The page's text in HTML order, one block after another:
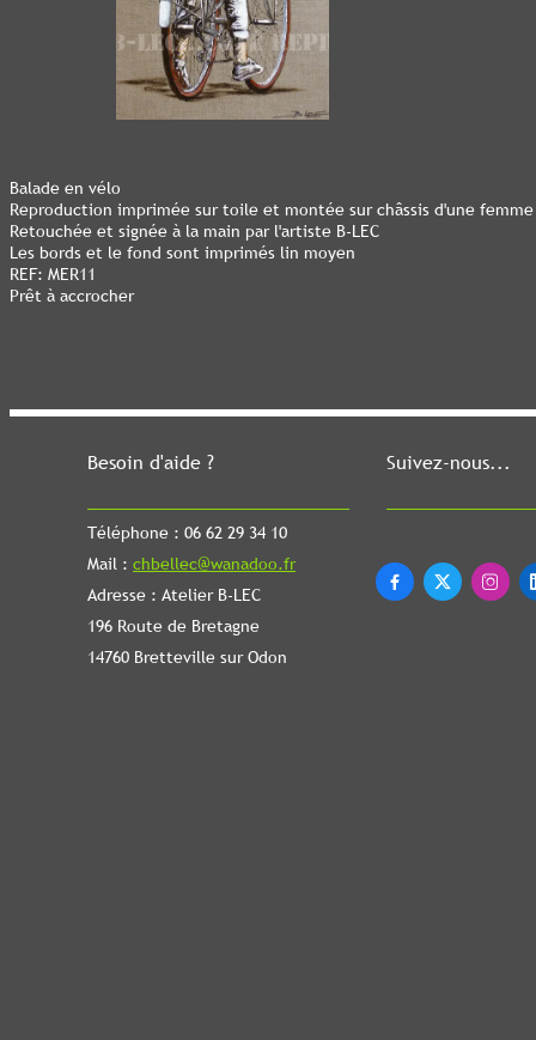
Besoin d'aide ?
Téléphone : 06 62 29 34 10
Mail : chbellec@wanadoo.fr
Adresse : Atelier B-LEC
196 Route de Bretagne
14760 Bretteville sur Odon
Suivez-nous...
  
Balade en vélo
Reproduction imprimée sur toile et montée sur châssis d'une
Retouchée et signée à la main par l'artiste B-LEC
Les bords et le fond sont imprimés lin moyen
REF: MER11
Prêt à accrocher